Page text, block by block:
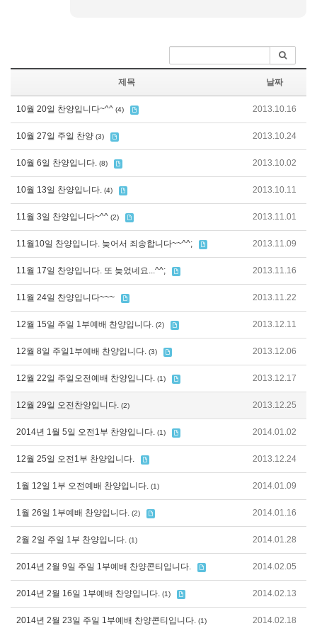
제목 날짜
10월 20일 찬양입니다~^^ (4) 2013.10.16
10월 27일 주일 찬양 (3) 2013.10.24
10월 6일 찬양입니다. (8) 2013.10.02
10월 13일 찬양입니다. (4) 2013.10.11
11월 3일 찬양입니다~^^ (2) 2013.11.01
11월10일 찬양입니다. 늦어서 죄송합니다~~^^; 2013.11.09
11월 17일 찬양입니다. 또 늦었네요...^^; 2013.11.16
11월 24일 찬양입니다~~~ 2013.11.22
12월 15일 주일 1부예배 찬양입니다. (2) 2013.12.11
12월 8일 주일1부예배 찬양입니다. (3) 2013.12.06
12월 22일 주일오전예배 찬양입니다. (1) 2013.12.17
12월 29일 오전찬양입니다. (2) 2013.12.25
2014년 1월 5일 오전1부 찬양입니다. (1) 2014.01.02
12월 25일 오전1부 찬양입니다. 2013.12.24
1월 12일 1부 오전예배 찬양입니다. (1) 2014.01.09
1월 26일 1부예배 찬양입니다. (2) 2014.01.16
2월 2일 주일 1부 찬양입니다. (1) 2014.01.28
2014년 2월 9일 주일 1부예배 찬양콘티입니다. 2014.02.05
2014년 2월 16일 1부예배 찬양입니다. (1) 2014.02.13
2014년 2월 23일 주일 1부예배 찬양콘티입니다. (1) 2014.02.18